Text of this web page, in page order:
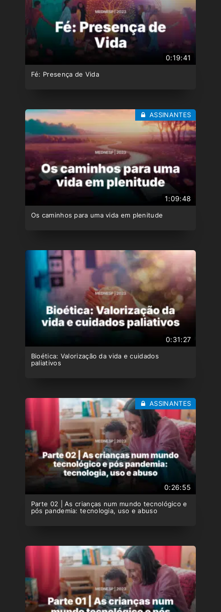
0:19:41
Fé: Presença de Vida
1:09:48
Os caminhos para uma vida em plenitude
ASSINANTES
0:31:27
Bioética: Valorização da vida e cuidados
paliativos
0:26:55
Parte 02 | As crianças num mundo tecnológico e
pós pandemia: tecnologia, uso e abuso
ASSINANTES